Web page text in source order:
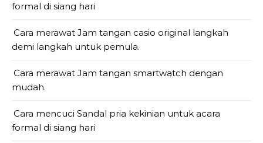
formal di siang hari
Cara merawat Jam tangan casio original langkah
demi langkah untuk pemula.
Cara merawat Jam tangan smartwatch dengan
mudah.
Cara mencuci Sandal pria kekinian untuk acara
formal di siang hari